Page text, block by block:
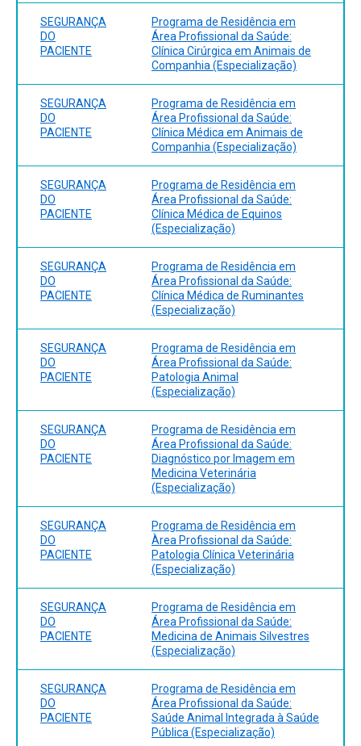
SEGURANÇA
DO
PACIENTE
Programa de Residência em
Área Profissional da Saúde:
Clínica Cirúrgica em Animais de
Companhia (Especialização)
SEGURANÇA
DO
PACIENTE
Programa de Residência em
Área Profissional da Saúde:
Clínica Médica em Animais de
Companhia (Especialização)
SEGURANÇA
DO
PACIENTE
Programa de Residência em
Área Profissional da Saúde:
Clínica Médica de Equinos
(Especialização)
SEGURANÇA
DO
PACIENTE
Programa de Residência em
Área Profissional da Saúde:
Clínica Médica de Ruminantes
(Especialização)
SEGURANÇA
DO
PACIENTE
Programa de Residência em
Área Profissional da Saúde:
Patologia Animal
(Especialização)
SEGURANÇA
DO
PACIENTE
Programa de Residência em
Área Profissional da Saúde:
Diagnóstico por Imagem em
Medicina Veterinária
(Especialização)
SEGURANÇA
DO
PACIENTE
Programa de Residência em
Àrea Profissional da Saúde:
Patologia Clínica Veterinária
(Especialização)
SEGURANÇA
DO
PACIENTE
Programa de Residência em
Área Profissional da Saúde:
Medicina de Animais Silvestres
(Especialização)
SEGURANÇA
DO
PACIENTE
Programa de Residência em
Área Profissional da Saúde:
Saúde Animal Integrada à Saúde
Pública (Especialização)